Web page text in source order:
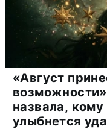
«Август
назвала, кому
улыбнется